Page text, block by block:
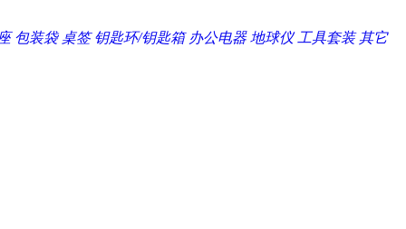
包装袋 桌签 钥匙环/钥匙箱 办公电器 地球仪 工具套装 其它